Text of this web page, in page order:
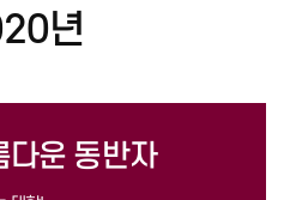
년
다운 동반자